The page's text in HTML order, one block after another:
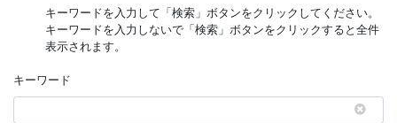
キーワードを入力して「検索」ボタンをクリックしてください。
キーワードを入力しないで「検索」ボタンをクリックすると全件
表示されます。
キーワード